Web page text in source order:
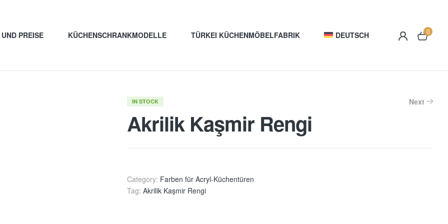
PREISE KÜCHENSCHRANKMODELLE TÜRKEI KÜCHENMÖBELFABRIK DEUTSCH 0
IN STOCK Next
Akrilik Kaşmir Rengi
Category: Farben für Acryl-Küchentüren
Tag: Akrilik Kaşmir Rengi